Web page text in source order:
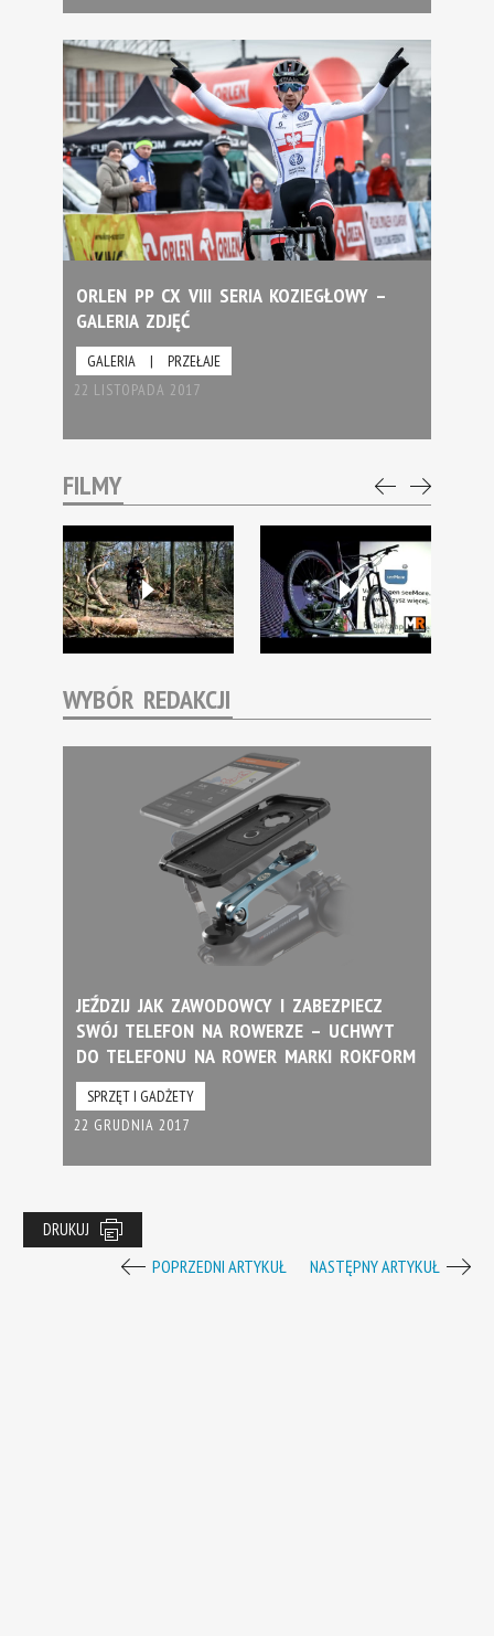
ORLEN PP CX VIII SERIA KOZIEGŁOWY –
GALERIA ZDJĘĆ
GALERIA |
PRZEŁAJE
22 LISTOPADA 2017
FILMY
WYBÓR REDAKCJI
JEŹDZIJ JAK ZAWODOWCY I ZABEZPIECZ
SWÓJ TELEFON NA ROWERZE – UCHWYT
DO TELEFONU NA ROWER MARKI ROKFORM
SPRZĘT I GADŻETY
22 GRUDNIA 2017
DRUKUJ
POPRZEDNI ARTYKUŁ NASTĘPNY ARTYKUŁ